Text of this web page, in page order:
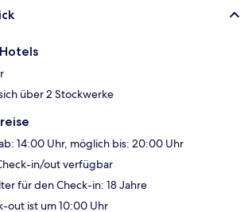
über 2 Stockwerke
14:00 Uhr, möglich bis: 20:00 Uhr
in/out verfügbar
für den Check-in: 18 Jahre
out ist um 10:00 Uhr